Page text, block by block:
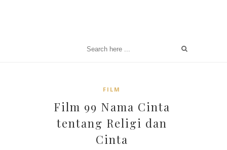
FILM
Film 99 Nama Cinta
tentang Religi dan
Cinta